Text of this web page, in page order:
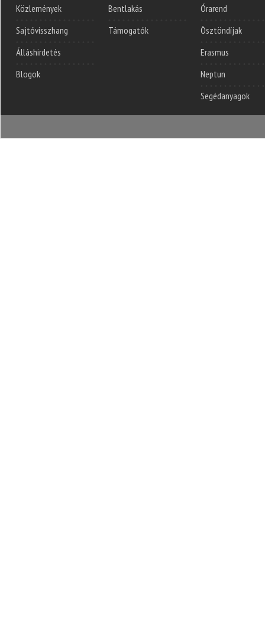
Közlemények
Sajtóvisszhang
Álláshirdetés
Blogok
Bentlakás
Támogatók
Órarend
Ösztöndíjak
Erasmus
Neptun
Segédanyagok